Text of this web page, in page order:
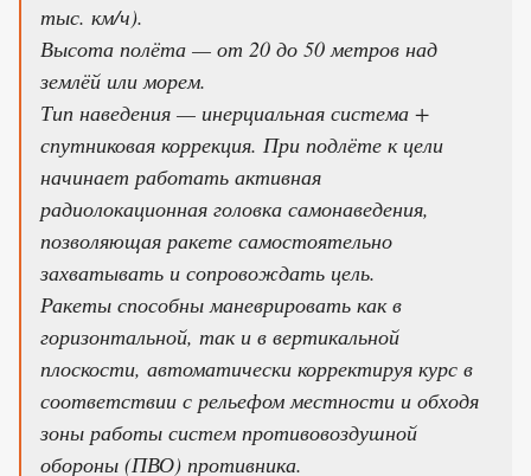
тыс. км/ч).
Высота полёта — от 20 до 50 метров над
землёй или морем.
Тип наведения — инерциальная система +
спутниковая коррекция. При подлёте к цели
начинает работать активная
радиолокационная головка самонаведения,
позволяющая ракете самостоятельно
захватывать и сопровождать цель.
Ракеты способны маневрировать как в
горизонтальной, так и в вертикальной
плоскости, автоматически корректируя курс в
соответствии с рельефом местности и обходя
зоны работы систем противовоздушной
обороны (ПВО) противника.